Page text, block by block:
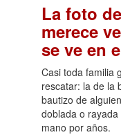
La foto
merece
se ve en
Casi toda familia
rescatar: la de la
bautizo de
doblada o
mano por años.